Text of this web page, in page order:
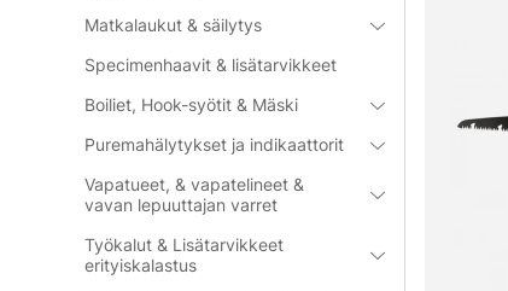
Matkalaukut & säilytys
Specimenhaavit & lisätarvikkeet
Boiliet, Hook-syötit & Mäski
Puremahälytykset ja indikaattorit
Vapatueet, & vapatelineet &
vavan lepuuttajan varret
Työkalut & Lisätarvikkeet
erityiskalastus